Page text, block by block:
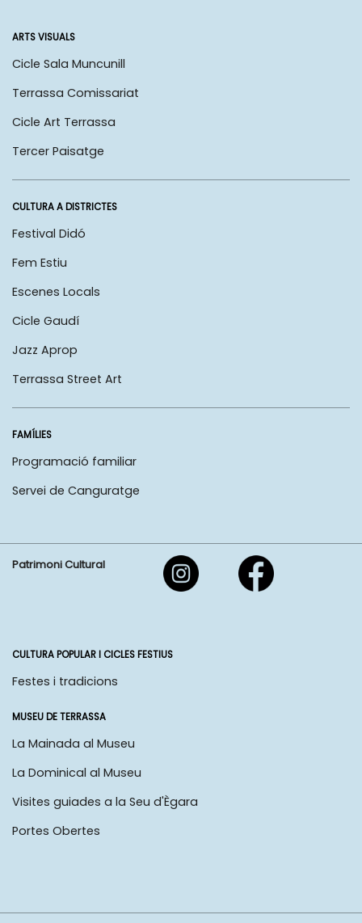
ARTS VISUALS
Cicle Sala Muncunill
Terrassa Comissariat
Cicle Art Terrassa
Tercer Paisatge
CULTURA A DISTRICTES
Festival Didó
Fem Estiu
Escenes Locals
Cicle Gaudí
Jazz Aprop
Terrassa Street Art
FAMÍLIES
Programació familiar
Servei de Canguratge
Patrimoni Cultural
CULTURA POPULAR I CICLES FESTIUS
Festes i tradicions
MUSEU DE TERRASSA
La Mainada al Museu
La Dominical al Museu
Visites guiades a la Seu d'Ègara
Portes Obertes